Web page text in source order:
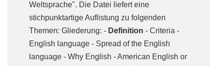
Weltsprache". Die Datei liefert eine
stichpunktartige Auflistung zu folgenden
Themen: Gliederung: - Definition - Criteria -
English language - Spread of the English
language - Why English - American English or